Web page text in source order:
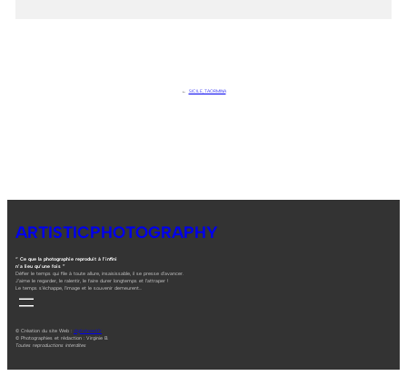
← SICILE, TAORMINA
ARTISTICPHOTOGRAPHY
“ Ce que la photographie reproduit à l’infini
n’a lieu qu’une fois ”
Défier le temps qui file à toute allure, insaisissable, il se presse d’avancer.
J’aime le regarder, le ralentir, le faire durer longtemps et l’attraper !
Le temps s’échappe, l’image et le souvenir demeurent…
© Création du site Web : digitalneed.fr
© Photographies et rédaction : Virginie B.
Toutes reproductions interdites